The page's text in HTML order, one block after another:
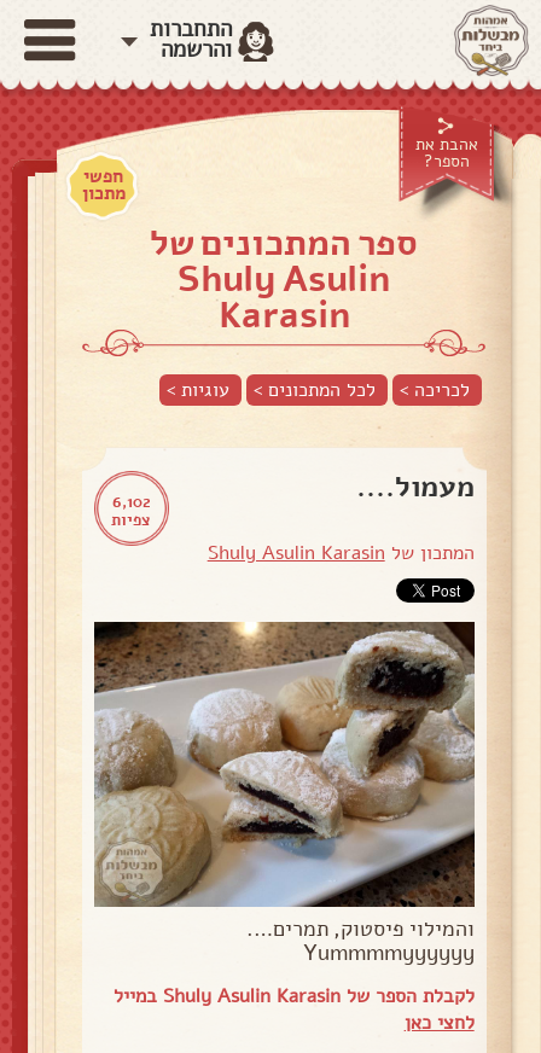
התחברות
והרשמה
אהבת את
הספר?
חפשי
מתכון
ספר המתכונים של
Shuly Asulin
Karasin
לכריכה > לכל המתכונים > עוגיות>
6,102
צפיות
מעמול....
המתכון של Shuly Asulin Karasin
והמילוי פיסטוק, תמרים….
Yummmmyyyyyy
לקבלת הספר של Shuly Asulin Karasin במייל
לחצי כאן